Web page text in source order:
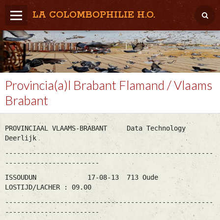
LA COLOMBOPHILIE H.O.
Home
Météo / Het weer
Lâcher / Los
Result. clubs, Provincial, (Inter)National
RFCB / KBDB
Provincia(a)l Brabant Flamand / Vlaams
Brabant
PROVINCIAAL VLAAMS-BRABANT Data Technology
Deerlijk
-----------------------------------------------------
------------------------
ISSOUDUN 17-08-13 713 Oude
LOSTIJD/LACHER : 09.00
-----------------------------------------------------
------------------------